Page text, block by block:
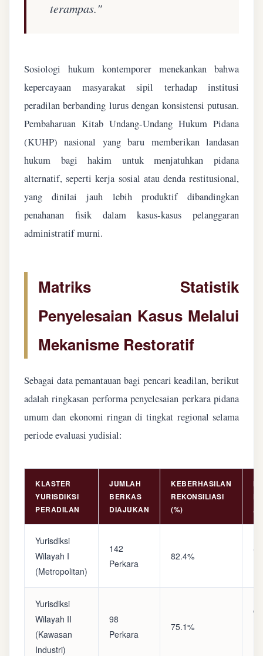
terampas."
Sosiologi hukum kontemporer menekankan bahwa
kepercayaan masyarakat sipil terhadap institusi
peradilan berbanding lurus dengan konsistensi putusan.
Pembaharuan Kitab Undang-Undang Hukum Pidana
(KUHP) nasional yang baru memberikan landasan
hukum bagi hakim untuk menjatuhkan pidana
alternatif, seperti kerja sosial atau denda restitusional,
yang dinilai jauh lebih produktif dibandingkan
penahanan fisik dalam kasus-kasus pelanggaran
administratif murni.
Matriks Statistik
Penyelesaian Kasus Melalui
Mekanisme Restoratif
Sebagai data pemantauan bagi pencari keadilan, berikut
adalah ringkasan performa penyelesaian perkara pidana
umum dan ekonomi ringan di tingkat regional selama
periode evaluasi yudisial:
KLASTER
YURISDIKSI
PERADILAN
JUMLAH
BERKAS
DIAJUKAN
KEBERHASILAN
REKONSILIASI
(%)
Yurisdiksi
Wilayah I
(Metropolitan)
142
Perkara
82.4%
Yurisdiksi
Wilayah II
(Kawasan
Industri)
98
Perkara
75.1%